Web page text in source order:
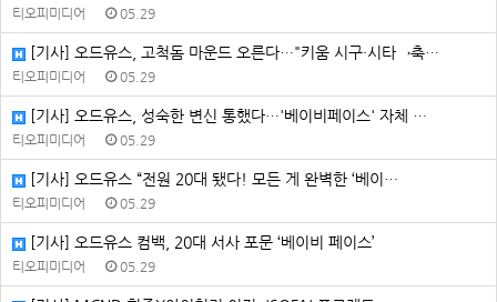
티오피미디어 05.29
[기사] 오드유스, 고척돔 마운드 오른다…"키움 시구·시타→축…
티오피미디어 05.29
[기사] 오드유스, 성숙한 변신 통했다…'베이비페이스' 자체 …
티오피미디어 05.29
[기사] 오드유스 “전원 20대 됐다! 모든 게 완벽한 ‘베이…
티오피미디어 05.29
[기사] 오드유스 컴백, 20대 서사 포문 ‘베이비 페이스’
티오피미디어 05.29